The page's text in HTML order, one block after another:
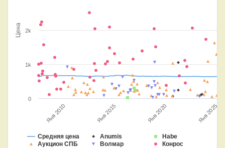
Цена
Средняя цена Anumis
Habe
Аукцион СПБ
Волмар Конрос
Янв 2010 Янв 2015 Янв 2020 Янв 2025
0
1k
2k